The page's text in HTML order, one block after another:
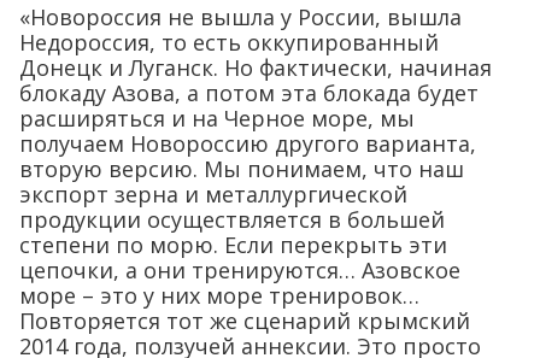
«Новороссия не вышла у России, вышла
Недороссия, то есть оккупированный
Донецк и Луганск. Но фактически, начиная
блокаду Азова, а потом эта блокада будет
расширяться и на Черное море, мы
получаем Новороссию другого варианта,
вторую версию. Мы понимаем, что наш
экспорт зерна и металлургической
продукции осуществляется в большей
степени по морю. Если перекрыть эти
цепочки, а они тренируются… Азовское
море – это у них море тренировок…
Повторяется тот же сценарий крымский
2014 года, ползучей аннексии. Это просто